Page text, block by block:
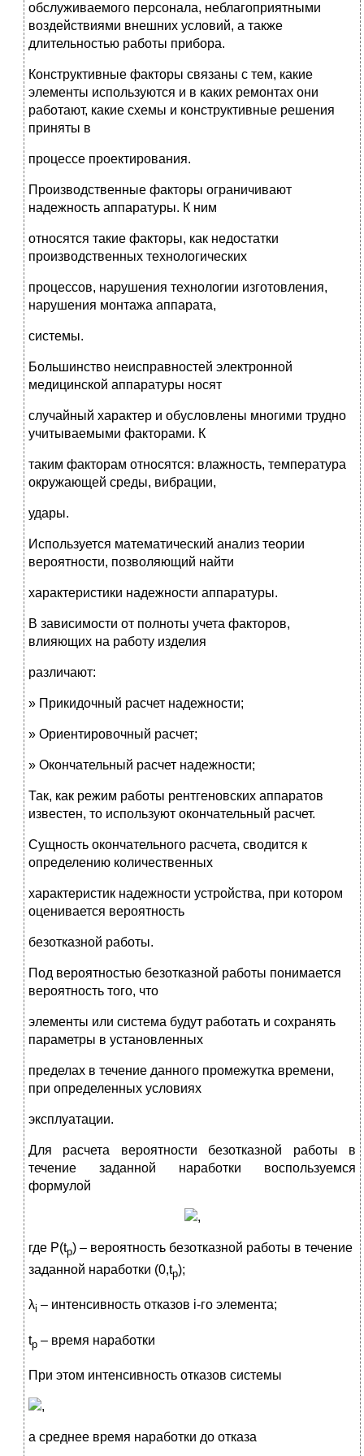
обслуживаемого персонала, неблагоприятными
воздействиями внешних условий, а также
длительностью работы прибора.
Конструктивные факторы связаны с тем, какие
элементы используются и в каких ремонтах они
работают, какие схемы и конструктивные решения
приняты в
процессе проектирования.
Производственные факторы ограничивают
надежность аппаратуры. К ним
относятся такие факторы, как недостатки
производственных технологических
процессов, нарушения технологии изготовления,
нарушения монтажа аппарата,
системы.
Большинство неисправностей электронной
медицинской аппаратуры носят
случайный характер и обусловлены многими трудно
учитываемыми факторами. К
таким факторам относятся: влажность, температура
окружающей среды, вибрации,
удары.
Используется математический анализ теории
вероятности, позволяющий найти
характеристики надежности аппаратуры.
В зависимости от полноты учета факторов,
влияющих на работу изделия
различают:
» Прикидочный расчет надежности;
» Ориентировочный расчет;
» Окончательный расчет надежности;
Так, как режим работы рентгеновских аппаратов
известен, то используют окончательный расчет.
Сущность окончательного расчета, сводится к
определению количественных
характеристик надежности устройства, при котором
оценивается вероятность
безотказной работы.
Под вероятностью безотказной работы понимается
вероятность того, что
элементы или система будут работать и сохранять
параметры в установленных
пределах в течение данного промежутка времени,
при определенных условиях
эксплуатации.
Для расчета вероятности безотказной работы в
течение заданной наработки воспользуемся
формулой
,
где P(tp) – вероятность безотказной работы в течение
заданной наработки (0,tp);
λi – интенсивность отказов i-го элемента;
tp – время наработки
При этом интенсивность отказов системы
,
а среднее время наработки до отказа